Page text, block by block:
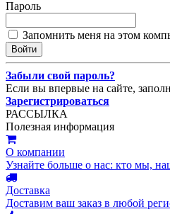
Пароль
Запомнить меня на этом
Забыли свой пароль?
Если вы впервые на сайте,
Зарегистрироваться
РАССЫЛКА
Полезная информация
О компании
Узнайте больше о нас: кто мы,
Доставка
Доставим ваш заказ в любой